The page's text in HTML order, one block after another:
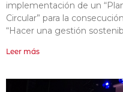
implementación de un
Circular” para la
“Hacer una gestión
Leer más